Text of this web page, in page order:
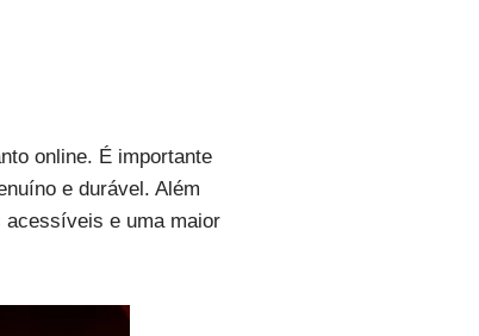
online. É importante
e durável. Além
acessíveis e uma maior